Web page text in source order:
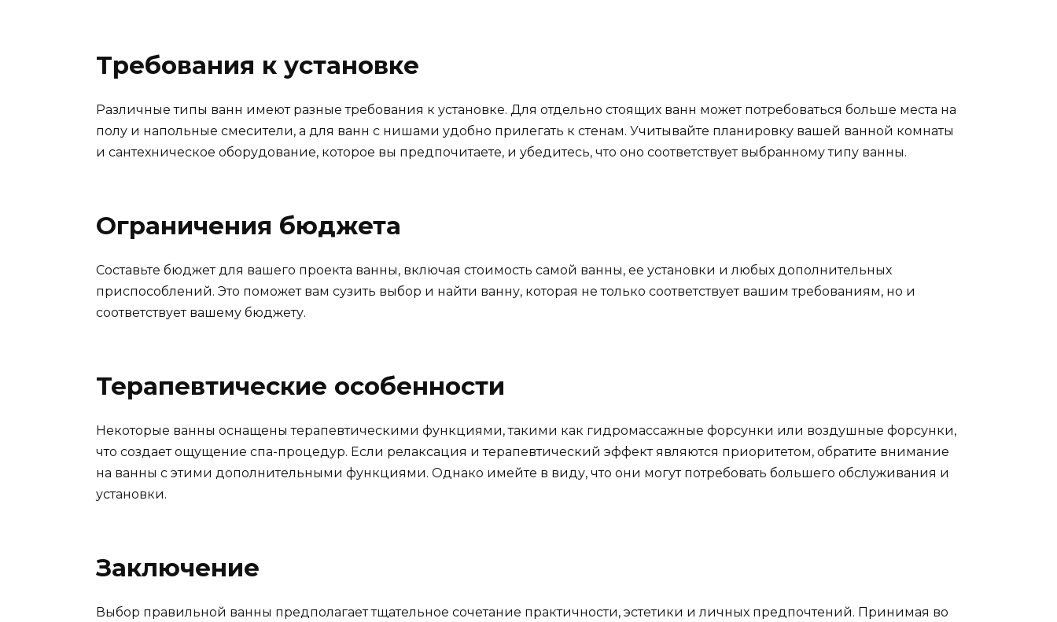
Требования к установке
Различные типы ванн имеют разные требования к установке. Для отдельно стоящих ванн может потребоваться больше места на
полу и напольные смесители, а для ванн с нишами удобно прилегать к стенам. Учитывайте планировку вашей ванной комнаты
и сантехническое оборудование, которое вы предпочитаете, и убедитесь, что оно соответствует выбранному типу ванны.
Ограничения бюджета
Составьте бюджет для вашего проекта ванны, включая стоимость самой ванны, ее установки и любых дополнительных
приспособлений. Это поможет вам сузить выбор и найти ванну, которая не только соответствует вашим требованиям, но и
соответствует вашему бюджету.
Терапевтические особенности
Некоторые ванны оснащены терапевтическими функциями, такими как гидромассажные форсунки или воздушные форсунки,
что создает ощущение спа-процедур. Если релаксация и терапевтический эффект являются приоритетом, обратите внимание
на ванны с этими дополнительными функциями. Однако имейте в виду, что они могут потребовать большего обслуживания и
установки.
Заключение
Выбор правильной ванны предполагает тщательное сочетание практичности, эстетики и личных предпочтений. Принимая во